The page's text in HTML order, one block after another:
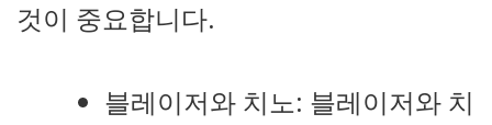
것이 중요합니다.
블레이저와 치노: 블레이저와 치